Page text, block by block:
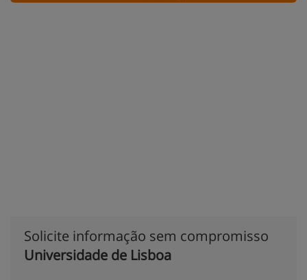
Solicite informação sem compromisso
Universidade de Lisboa